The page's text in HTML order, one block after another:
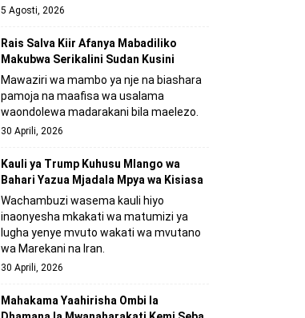
5 Agosti, 2026
Rais Salva Kiir Afanya Mabadiliko
Makubwa Serikalini Sudan Kusini
Mawaziri wa mambo ya nje na biashara
pamoja na maafisa wa usalama
waondolewa madarakani bila maelezo.
30 Aprili, 2026
Kauli ya Trump Kuhusu Mlango wa
Bahari Yazua Mjadala Mpya wa Kisiasa
Wachambuzi wasema kauli hiyo
inaonyesha mkakati wa matumizi ya
lugha yenye mvuto wakati wa mvutano
wa Marekani na Iran.
30 Aprili, 2026
Mahakama Yaahirisha Ombi la